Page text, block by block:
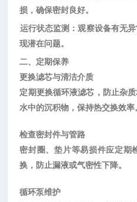
损，确保密封良好。
运行状态监测 ：观察设备有无
现潜在问题。
二、定期保养
更换滤芯与清洁介质
定期更换循环液滤芯，防止杂
水中的沉积物，保持热交换效率
检查密封件与管路
密封圈、垫片等易损件应定期
换，防止漏液或气密性下降。
循环泵维护